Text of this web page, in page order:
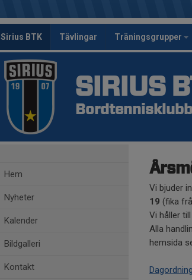
Sirius BTK Tävlingar Träningsgrupper
SIRIUS
Hem
Nyheter
Kalender
Bildgalleri
Kontakt
Vi bjuder
19 (fika
Vi håller
Alla
hemsida
Dagordning